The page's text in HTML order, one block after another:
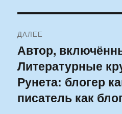
ДАЛЕЕ
Следующая
запись:
Автор,
Литературные
Рунета: блогер
писатель как